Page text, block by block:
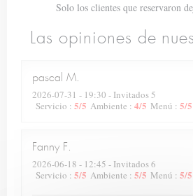
Las opiniones de
pascal M
2026-07-31 - 19:30 - Invitados 5
Servicio : 5/5 Ambiente : 4/5 Menú : 5/5
Fanny F
2026-06-18 - 12:45 - Invitados 6
Servicio : 5/5 Ambiente : 5/5 Menú : 5/5
Solo los clientes que reservaron